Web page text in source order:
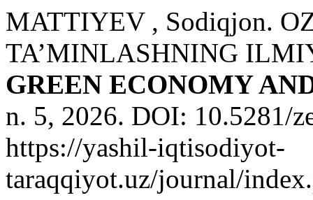
MATTIYEV , Sodiqjon.
TA’MINLASHNING
GREEN ECONOMY
n. 5, 2026. DOI: 10.5281/
https://yashil-iqtisodiyot-
taraqqiyot.uz/journal/